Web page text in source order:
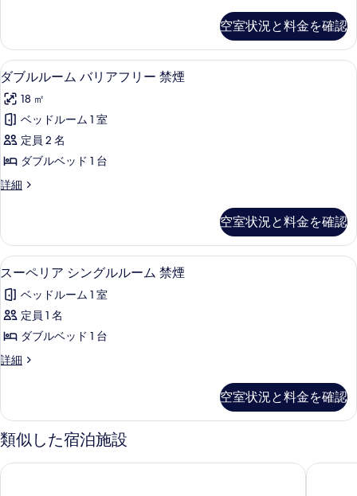
の
写
真
を
表
示
る
ル
ー
ム
禁
煙
の
す
べ
写
真
を
表
示
る
ス
ツ
イ
ン
ル
ー
ム
禁
煙
詳
空室状況と料金を確認
ダ
ブ
ル
ル
ー
バ
ア
フ
リ
ー
禁
煙
の
て
の
写
ダブルルーム バリアフリー 禁煙 |
5
ダブルルーム バリアフリー 禁煙
18 ㎡
ベッドルーム 1 室
定員 2 名
ダブルベッド 1 台
詳細
ダ
ー
ム
バ
ア
フ
ー
禁
煙
細
空室状況と料金を確認
ス
ー
ペ
リ
シ
グ
ル
ル
ー
スーペリア シングルルーム 禁煙 |
5
スーペリア シングルルーム 禁煙
ベッドルーム 1 室
定員 1 名
ダブルベッド 1 台
詳細
ス
ア
シ
ン
ル
空室状況と料金を確認
類似した宿泊施設
センチュリオンホテル＆スパ倉敷 ロイヤ